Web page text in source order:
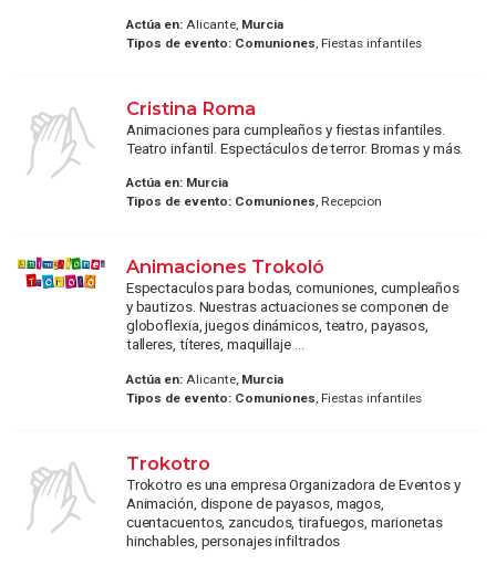
Actúa en:Alicante, Murcia
Tipos de evento: Comuniones, Fiestas infantiles
Cristina Roma
Animaciones para cumpleaños y fiestas infantiles.
Teatro infantil. Espectáculos de terror. Bromas y más.
Actúa en: Murcia
Tipos de evento: Comuniones, Recepcion
Animaciones Trokoló
Espectaculos para bodas, comuniones, cumpleaños
y bautizos. Nuestras actuaciones se componen de
globoflexia, juegos dinámicos, teatro, payasos,
talleres, títeres, maquillaje ...
Actúa en:Alicante, Murcia
Tipos de evento: Comuniones , Fiestas infantiles
Trokotro
Trokotro es una empresa Organizadora de Eventos y
Animación, dispone de payasos, magos,
cuentacuentos, zancudos, tirafuegos, marionetas
hinchables, personajes infiltrados